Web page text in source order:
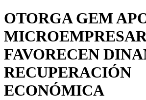
OTORGA GEM
FAVORECEN
RECUPERACIÓN
ECONÓMICA